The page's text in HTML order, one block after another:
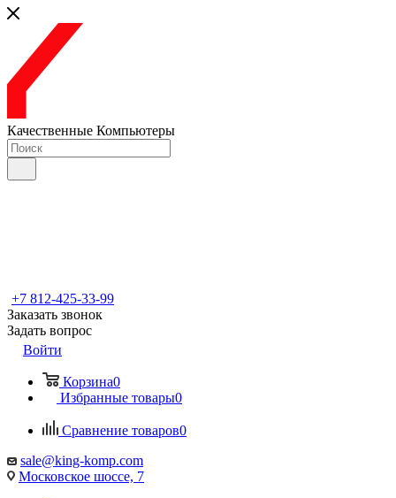
Качественные Компьютеры
+7 812-425-33-99
Заказать звонок
Задать вопрос
Войти
Корзина0
Избранные товары0
Сравнение товаров0
sale@king-komp.com
Московское шоссе, 7